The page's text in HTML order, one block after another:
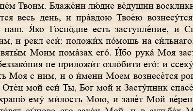
Твоим. Блаже́ни лю́дие ве́дущии
весь день, и пра́вдою Твое́ю
наш. Я́ко Госпо́дне есть заступле́ние, и
и рекл еси́: положи́х по́мощь на
Моим пома́зах его́. И́бо рука́ Моя
не приложи́т озло́бити его́: и
Моя с ним, и о и́мени Моем вознесе́тся
мой еси́ Ты, Бог мой и Засту́пник
ему́ ми́лость Мою, и заве́т Мой